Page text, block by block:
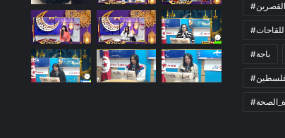
#القصرين
#باجة